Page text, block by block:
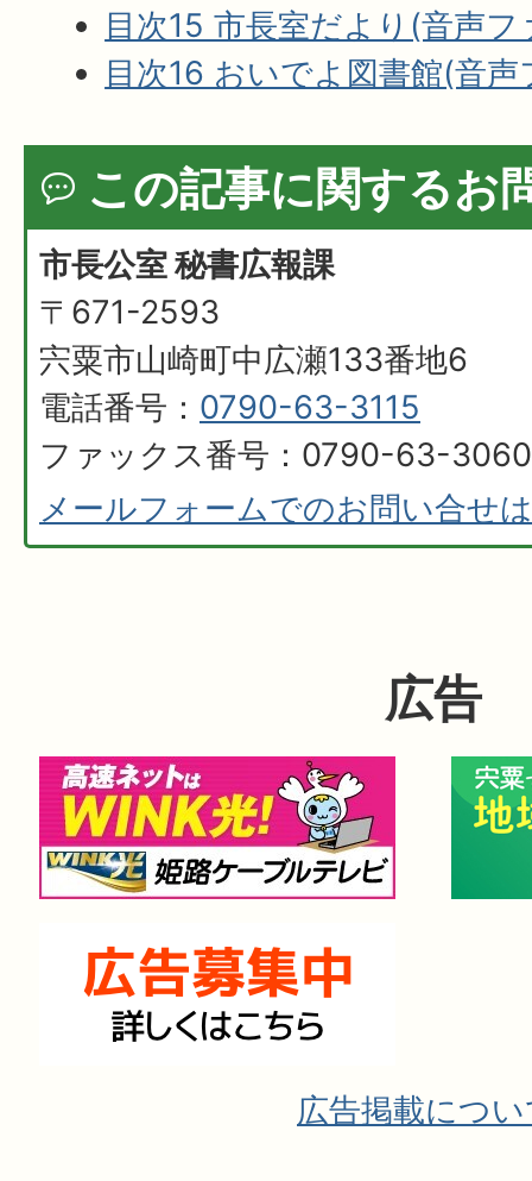
目次15 市長室だより(音声
目次16 おいでよ図書館(音
この記事に関するお
市長公室 秘書広報課
〒671-2593
宍粟市山崎町中広瀬133番地6
電話番号： 0790-63-3115
ファックス番号：0790-63-3060
メールフォームでのお問い合せ
広告
広告掲載につ